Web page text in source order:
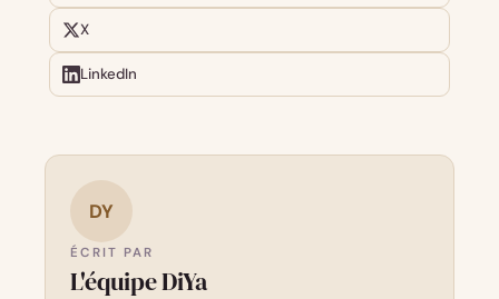
X
LinkedIn
DY
ÉCRIT PAR
L'équipe DiYa